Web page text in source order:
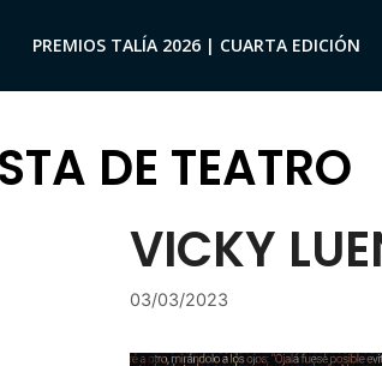
PREMIOS TALÍA 2026 | CUARTA EDICIÓN
DE TEATRO
VICKY
03/03/2023